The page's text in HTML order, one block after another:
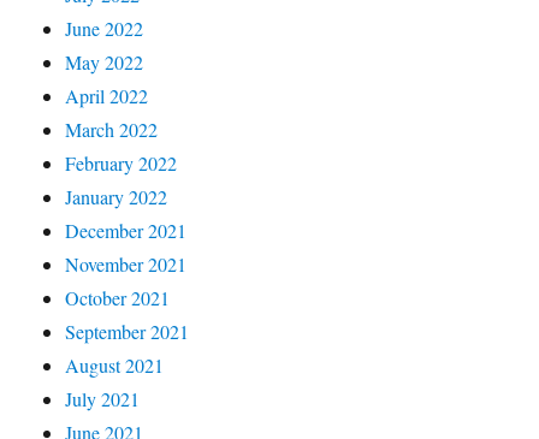
June 2022
May 2022
April 2022
March 2022
February 2022
January 2022
December 2021
November 2021
October 2021
September 2021
August 2021
July 2021
June 2021